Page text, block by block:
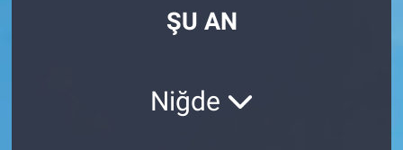
ŞU AN
Niğde